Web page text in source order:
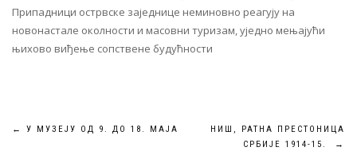
Припадници острвске заједнице неминовно реагују на
новонастале околности и масовни туризам, уједно мењајући
њихово виђење сопствене будућности
Кретање
← У МУЗЕЈУ ОД 9. ДО 18. МАЈА
НИШ, РАТНА ПРЕСТОНИЦА
СРБИЈЕ 1914-15.
→